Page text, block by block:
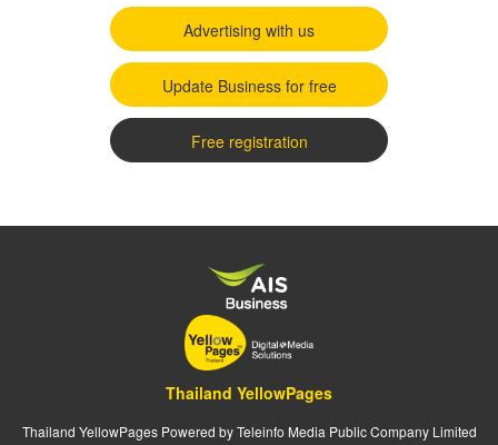
Advertising with us
Update Business for free
Free registration
Thailand YellowPages
Thailand YellowPages Powered by Teleinfo Media Public Company Limited